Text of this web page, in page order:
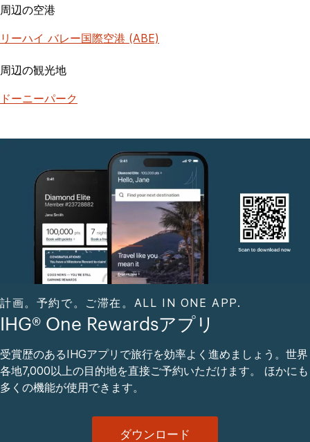
周辺の空港
リーハイ バレー国際空港 (ABE)
周辺の観光地
ドーニーパーク
計画。予約で。ご滞在。ALL IN ONE APP.
IHG® One Rewardsアプリ
受賞歴のあるIHGアプリで旅行を効率よく進めましょう。世界
各地7,000以上の目的地を直接ご予約いただけます。 ほかにも
多くの機能が使用できます。
ダウンロード